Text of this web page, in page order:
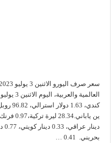
بحريني. 0.41 …